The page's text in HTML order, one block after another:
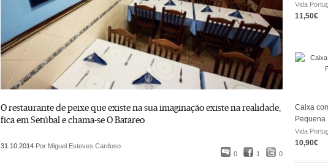
O restaurante de peixe que existe na sua imaginação existe na realidade,
fica em Setúbal e chama-se O Batareo
0 1 0
31.10.2014 Por Miguel Esteves Cardoso
Vida
11,50€
Caixa
Pequena
Vida
10,90€